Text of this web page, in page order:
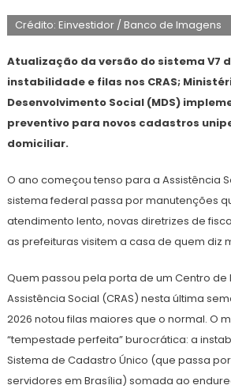
fevereiro
2026
Crédito: Einvestidor / Banco de Imagens
Atualização da versão do sistema V7
instabilidade e filas nos CRAS;
Desenvolvimento Social (MDS)
preventivo para novos cadastros
domiciliar.
O ano começou tenso para a Assistência
sistema federal passa por manutenções
atendimento lento, novas diretrizes de
as prefeituras visitem a casa de quem diz
Quem passou pela porta de um Centro de
Assistência Social (CRAS) nesta última
2026 notou filas maiores que o normal. O
“tempestade perfeita” burocrática: a
Sistema de Cadastro Único (que passa
servidores em Brasília) somada ao